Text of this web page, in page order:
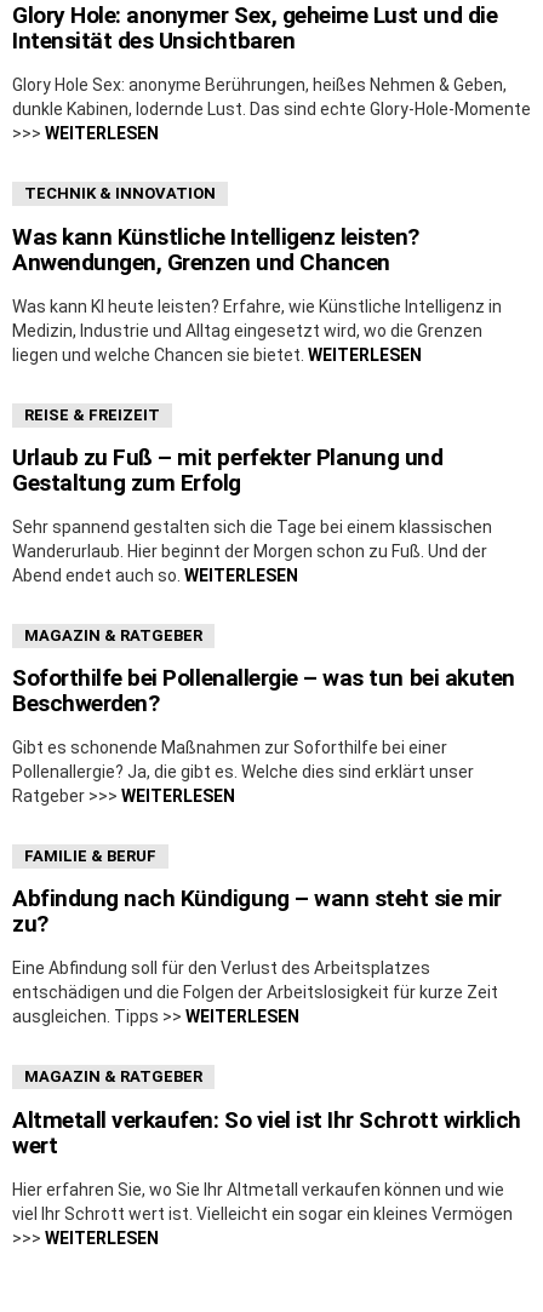
Glory Hole: anonymer Sex, geheime Lust und die
Intensität des Unsichtbaren
Glory Hole Sex: anonyme Berührungen, heißes Nehmen & Geben,
dunkle Kabinen, lodernde Lust. Das sind echte Glory-Hole-Momente
>>> WEITERLESEN
TECHNIK & INNOVATION
Was kann Künstliche Intelligenz leisten?
Anwendungen, Grenzen und Chancen
Was kann KI heute leisten? Erfahre, wie Künstliche Intelligenz in
Medizin, Industrie und Alltag eingesetzt wird, wo die Grenzen
liegen und welche Chancen sie bietet. WEITERLESEN
REISE & FREIZEIT
Urlaub zu Fuß – mit perfekter Planung und
Gestaltung zum Erfolg
Sehr spannend gestalten sich die Tage bei einem klassischen
Wanderurlaub. Hier beginnt der Morgen schon zu Fuß. Und der
Abend endet auch so. WEITERLESEN
MAGAZIN & RATGEBER
Soforthilfe bei Pollenallergie – was tun bei akuten
Beschwerden?
Gibt es schonende Maßnahmen zur Soforthilfe bei einer
Pollenallergie? Ja, die gibt es. Welche dies sind erklärt unser
Ratgeber >>> WEITERLESEN
FAMILIE & BERUF
Abfindung nach Kündigung – wann steht sie mir
zu?
Eine Abfindung soll für den Verlust des Arbeitsplatzes
entschädigen und die Folgen der Arbeitslosigkeit für kurze Zeit
ausgleichen. Tipps >> WEITERLESEN
MAGAZIN & RATGEBER
Altmetall verkaufen: So viel ist Ihr Schrott wirklich
wert
Hier erfahren Sie, wo Sie Ihr Altmetall verkaufen können und wie
viel Ihr Schrott wert ist. Vielleicht ein sogar ein kleines Vermögen
>>> WEITERLESEN